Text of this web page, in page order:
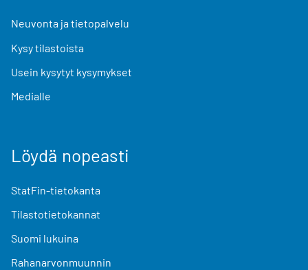
Neuvonta ja tietopalvelu
Kysy tilastoista
Usein kysytyt kysymykset
Medialle
Löydä nopeasti
StatFin-tietokanta
Tilastotietokannat
Suomi lukuina
Rahanarvonmuunnin